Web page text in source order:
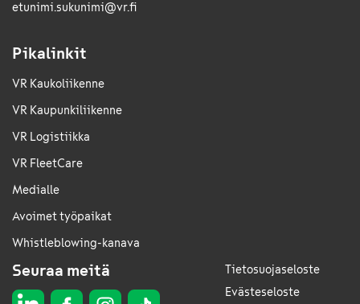
etunimi.sukunimi@vr.fi
Pikalinkit
VR Kaukoliikenne
VR Kaupunkiliikenne
VR Logistiikka
VR FleetCare
Medialle
Avoimet työpaikat
Whistleblowing-kanava
Seuraa meitä
Tietosuojaseloste
Evästeseloste